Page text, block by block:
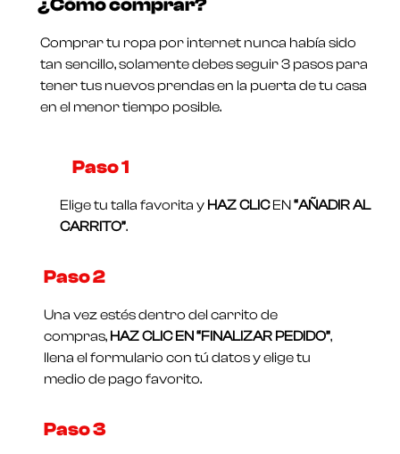
0
0
de
5
¿Cómo comprar?
Comprar tu ropa por internet nunca había sido
tan sencillo, solamente debes seguir 3 pasos para
tener tus nuevos prendas en la puerta de tu casa
en el menor tiempo posible.
Paso 1​
Elige tu talla favorita y HAZ CLICEN“AÑADIR AL
CARRITO”.
Paso 2
Una vez estés dentro del carrito de
compras, HAZ CLIC EN “FINALIZAR PEDIDO”,
llena el formulario con tú datos y elige tu
medio de pago favorito.
Paso 3